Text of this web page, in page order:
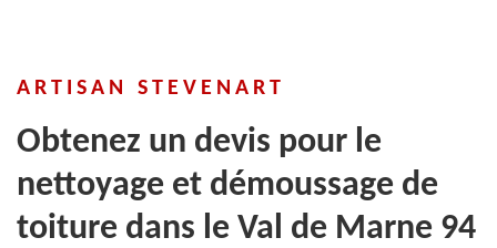
ARTISAN STEVENART
Obtenez un devis pour le
nettoyage et démoussage de
toiture dans le Val de Marne 94